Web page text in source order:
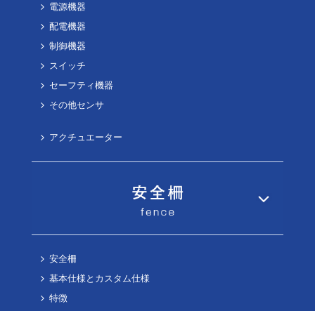
電源機器
配電機器
制御機器
スイッチ
セーフティ機器
その他センサ
アクチュエーター
安全柵
基本仕様とカスタム仕様
特徴